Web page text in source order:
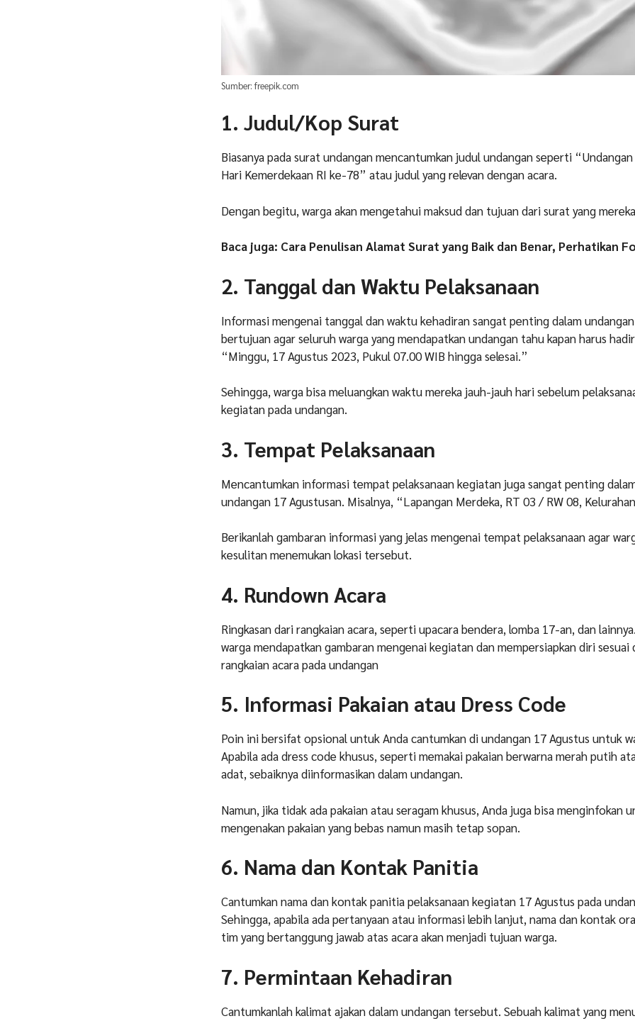
Sumber: freepik.com
1. Judul/Kop Surat
Biasanya pada surat undangan mencantumkan judul undangan seperti “Undangan
Hari Kemerdekaan RI ke-78” atau judul yang relevan dengan acara.
Dengan begitu, warga akan mengetahui maksud dan tujuan dari surat yang
Baca juga: Cara Penulisan Alamat Surat yang Baik dan Benar, Perhatikan
2. Tanggal dan Waktu Pelaksanaan
Informasi mengenai tanggal dan waktu kehadiran sangat penting dalam
bertujuan agar seluruh warga yang mendapatkan undangan tahu kapan harus
“Minggu, 17 Agustus 2023, Pukul 07.00 WIB hingga selesai.”
Sehingga, warga bisa meluangkan waktu mereka jauh-jauh hari sebelum
kegiatan pada undangan.
3. Tempat Pelaksanaan
Mencantumkan informasi tempat pelaksanaan kegiatan juga sangat penting
undangan 17 Agustusan. Misalnya, “Lapangan Merdeka, RT 03 / RW 08,
Berikanlah gambaran informasi yang jelas mengenai tempat pelaksanaan agar
kesulitan menemukan lokasi tersebut.
4. Rundown Acara
Ringkasan dari rangkaian acara, seperti upacara bendera, lomba 17-an, dan
warga mendapatkan gambaran mengenai kegiatan dan mempersiapkan diri sesuai
rangkaian acara pada undangan
5. Informasi Pakaian atau Dress Code
Poin ini bersifat opsional untuk Anda cantumkan di undangan 17 Agustus untuk
Apabila ada dress code khusus, seperti memakai pakaian berwarna merah putih
adat, sebaiknya diinformasikan dalam undangan.
Namun, jika tidak ada pakaian atau seragam khusus, Anda juga bisa menginfokan
mengenakan pakaian yang bebas namun masih tetap sopan.
6. Nama dan Kontak Panitia
Cantumkan nama dan kontak panitia pelaksanaan kegiatan 17 Agustus pada
Sehingga, apabila ada pertanyaan atau informasi lebih lanjut, nama dan kontak
tim yang bertanggung jawab atas acara akan menjadi tujuan warga.
7. Permintaan Kehadiran
Cantumkanlah kalimat ajakan dalam undangan tersebut. Sebuah kalimat yang